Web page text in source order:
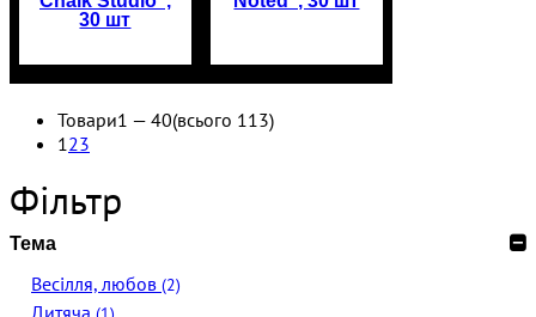
30 шт
Товари1 — 40(всього 113)
1 23
Фільтр
Тема
Весілля, любов (2)
Дитяча (1)